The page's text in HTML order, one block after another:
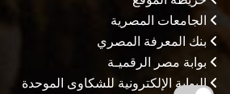
الجامعات المصرية
بنك المعرفة المصري
بوابة مصر الرقميـة
البوابة الإلكترونية للشكاوى الموحدة